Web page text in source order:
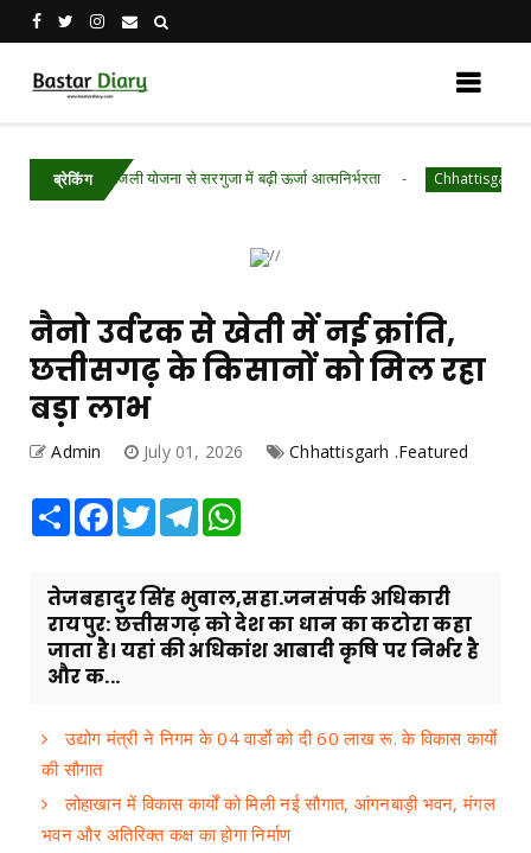
ब्रेकिंग
बिजली योजना से सरगुजा में बढ़ी ऊर्जा आत्मनिर्भरता Chhattisgarh .Featured
नैनो उर्वरक से खेती में नई क्रांति,
छत्तीसगढ़ के किसानों को मिल रहा
बड़ा लाभ
Admin July 01, 2026 Chhattisgarh .Featured
Share Facebook
TwitterTelegram
तेजबहादुर सिंह भुवाल,सहा.जनसंपर्क अधिकारी
रायपुर: छत्तीसगढ़ को देश का धान का कटोरा कहा
जाता है। यहां की अधिकांश आबादी कृषि पर निर्भर है
और क...
उद्योग मंत्री ने निगम के 04 वार्डाे को दी 60 लाख रू. के विकास कार्याे
की सौगात
लोहाखान में विकास कार्यों को मिली नई सौगात, आंगनबाड़ी भवन, मंगल
भवन और अतिरिक्त कक्ष का होगा निर्माण